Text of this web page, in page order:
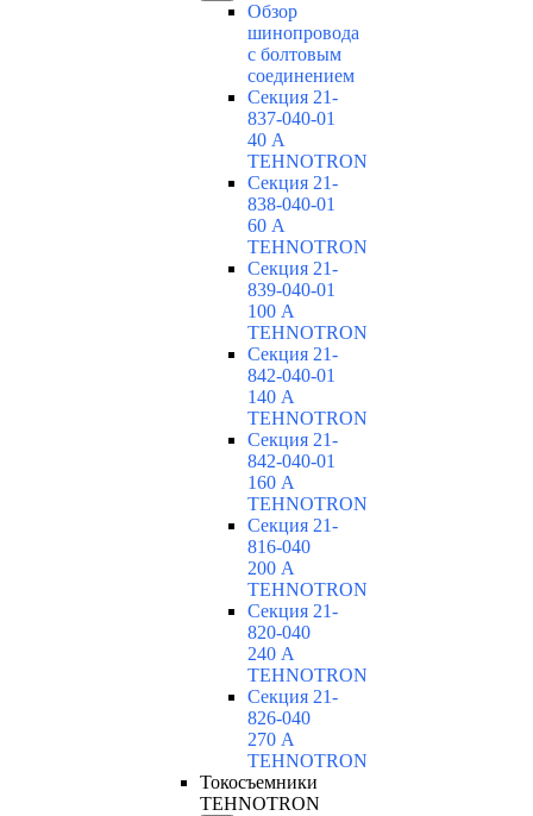
Обзор
шинопровода
с болтовым
соединением
Секция 21-
837-040-01
40 А
TEHNOTRON
Секция 21-
838-040-01
60 А
TEHNOTRON
Секция 21-
839-040-01
100 А
TEHNOTRON
Секция 21-
842-040-01
140 А
TEHNOTRON
Секция 21-
842-040-01
160 А
TEHNOTRON
Секция 21-
816-040
200 А
TEHNOTRON
Секция 21-
820-040
240 А
TEHNOTRON
Секция 21-
826-040
270 А
TEHNOTRON
Токосъемники
TEHNOTRON